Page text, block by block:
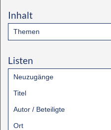
Inhalt
Themen
Listen
Neuzugänge
Titel
Autor / Beteiligte
Ort